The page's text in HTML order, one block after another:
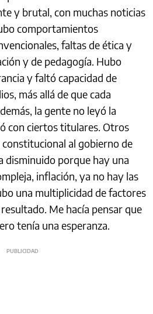
y brutal, con muchas noticias
comportamientos
faltas de ética y
y de pedagogía. Hubo
y faltó capacidad de
más allá de que cada
la gente no leyó la
con ciertos titulares. Otros
al gobierno de
disminuido porque hay una
inflación, ya no hay las
una multiplicidad de factores
Me hacía pensar que
tenía una esperanza.